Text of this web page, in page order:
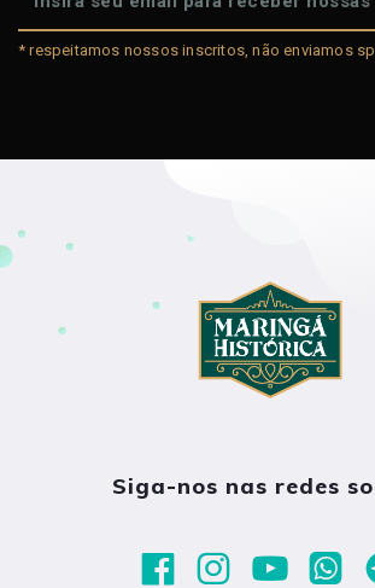
* respeitamos nossos inscritos, não enviamos
Siga-nos nas redes